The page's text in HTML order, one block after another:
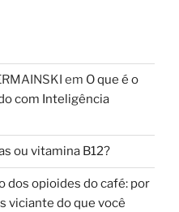
em O que é o
com Inteligência
ou vitamina B12?
dos opioides do café: por
viciante do que você